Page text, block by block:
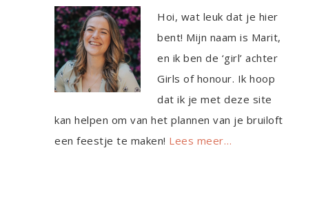
Hoi, wat leuk dat je hier
bent! Mijn naam is Marit,
en ik ben de ‘girl’ achter
Girls of honour. Ik hoop
dat ik je met deze site
kan helpen om van het plannen van je bruiloft
een feestje te maken! Lees meer…